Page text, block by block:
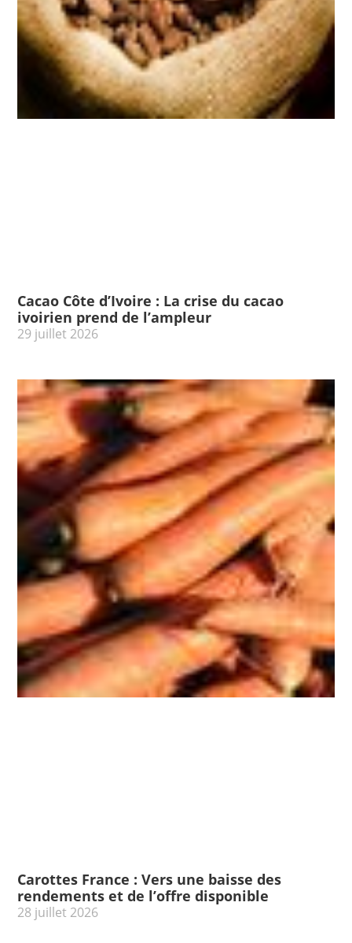
Cacao Côte d’Ivoire : La crise du cacao
ivoirien prend de l’ampleur
29 juillet 2026
Carottes France : Vers une baisse des
rendements et de l’offre disponible
28 juillet 2026